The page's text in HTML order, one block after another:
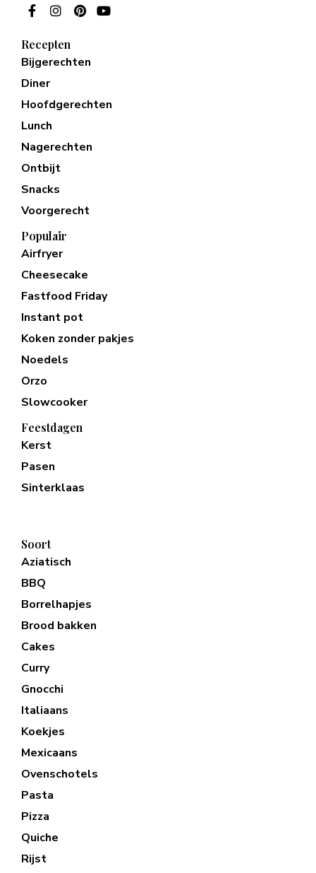
Recepten
Bijgerechten
Diner
Hoofdgerechten
Lunch
Nagerechten
Ontbijt
Snacks
Voorgerecht
Populair
Airfryer
Cheesecake
Fastfood Friday
Instant pot
Koken zonder pakjes
Noedels
Orzo
Slowcooker
Feestdagen
Kerst
Pasen
Sinterklaas
Soort
Aziatisch
BBQ
Borrelhapjes
Brood bakken
Cakes
Curry
Gnocchi
Italiaans
Koekjes
Mexicaans
Ovenschotels
Pasta
Pizza
Quiche
Rijst